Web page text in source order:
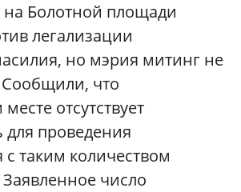
на Болотной площади
легализации
но мэрия митинг не
Сообщили, что
отсутствует
проведения
таким количеством
Заявленное число